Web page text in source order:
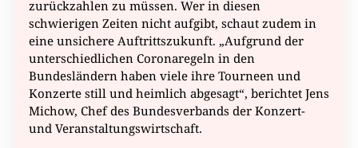
zurückzahlen zu müssen. Wer in diesen
schwierigen Zeiten nicht aufgibt, schaut zudem in
eine unsichere Auftrittszukunft. „Aufgrund der
unterschiedlichen Coronaregeln in den
Bundesländern haben viele ihre Tourneen und
Konzerte still und heimlich abgesagt“, berichtet Jens
Michow, Chef des Bundesverbands der Konzert-
und Veranstaltungswirtschaft.